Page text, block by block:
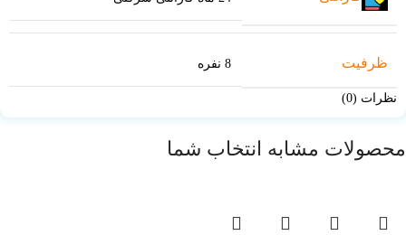
ظرفیت 8 نفره
نظرات (0)
محصولات مشابه انتخاب شما